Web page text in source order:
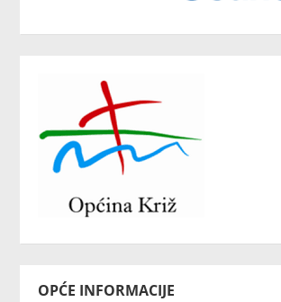
OPĆE INFORMACIJE